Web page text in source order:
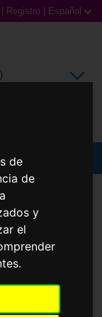
de
de
y
el
Registro Español